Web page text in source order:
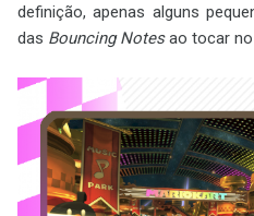
definição, apenas alguns
das Bouncing Notesao tocar no